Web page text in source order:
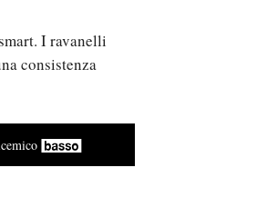
I ravanelli
consistenza